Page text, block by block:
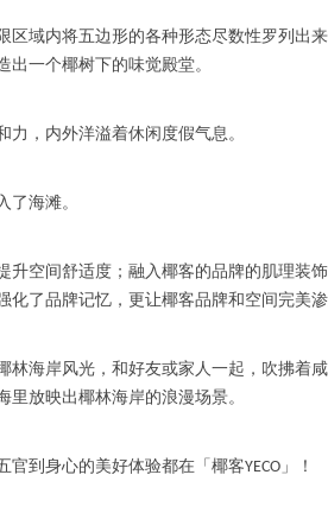
区域内将五边形的各种形态尽数性罗列出
一个椰树下的味觉殿堂。
，内外洋溢着休闲度假气息。
了海滩。
空间舒适度；融入椰客的品牌的肌理装
了品牌记忆，更让椰客品牌和空间完美渗
林海岸风光，和好友或家人一起，吹拂着
放映出椰林海岸的浪漫场景。
到身心的美好体验都在「椰客YECO」！